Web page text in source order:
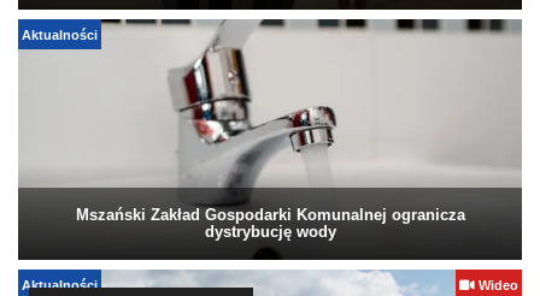
Aktualności
Mszański Zakład Gospodarki Komunalnej ogranicza
dystrybucję wody
Aktualności Wideo